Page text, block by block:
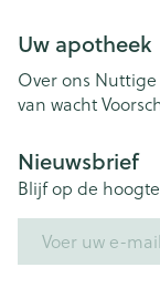
Uw apotheek
Over ons Nuttige
van wacht
Nieuwsbrief
Blijf op de